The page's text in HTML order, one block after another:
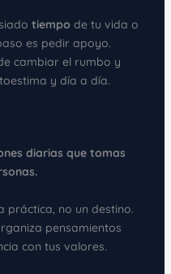
tiempo de tu vida o
es pedir apoyo.
cambiar el rumbo y
y día a día.
diarias que tomas
práctica, no un destino.
pensamientos
con tus valores.